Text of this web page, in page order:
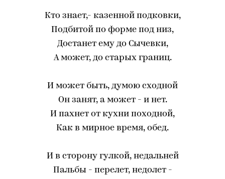
Кто знает,- казенной подковки,
Подбитой по форме под низ,
Достанет ему до Сычевки,
А может, до старых границ.
И может быть, думою сходной
Он занят, а может - и нет.
И пахнет от кухни походной,
Как в мирное время, обед.
И в сторону гулкой, недальней
Пальбы - перелет, недолет -